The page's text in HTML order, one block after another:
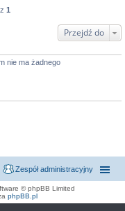
z 1
Przejdź do
nie ma żadnego
Zespół administracyjny
© phpBB Limited
phpBB.pl